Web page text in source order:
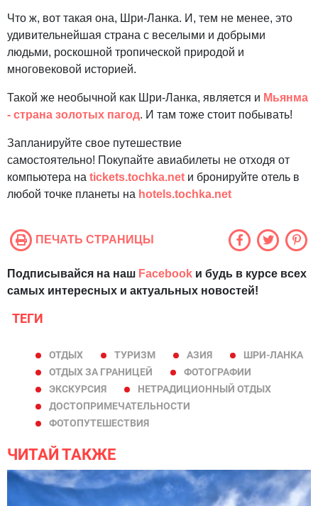
Что ж, вот такая она, Шри-Ланка. И, тем не менее, это
удивительнейшая страна с веселыми и добрыми
людьми, роскошной тропической природой и
многовековой историей.
Такой же необычной как Шри-Ланка, является и Мьянма
- страна золотых пагод. И там тоже стоит побывать!
Запланируйте свое путешествие
самостоятельно! Покупайте авиабилеты не отходя от
компьютера на tickets.tochka.net и бронируйте отель в
любой точке планеты на hotels.tochka.net
ПЕЧАТЬ СТРАНИЦЫ
Подписывайся на наш Facebook и будь в курсе всех
самых интересных и актуальных новостей!
ТЕГИ
ОТДЫХ ТУРИЗМ АЗИЯ
ШРИ-ЛАНКА
ОТДЫХ ЗА ГРАНИЦЕЙ
ФОТОГРАФИИ
ЭКСКУРСИЯ
НЕТРАДИЦИОННЫЙ ОТДЫХ
ДОСТОПРИМЕЧАТЕЛЬНОСТИ
ФОТОПУТЕШЕСТВИЯ
ЧИТАЙ ТАКЖЕ